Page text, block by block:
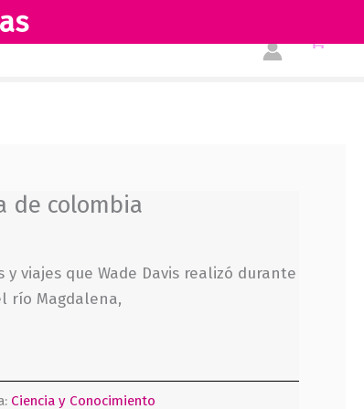
de colombia
viajes que Wade Davis realizó durante
río Magdalena,
Ciencia y Conocimiento